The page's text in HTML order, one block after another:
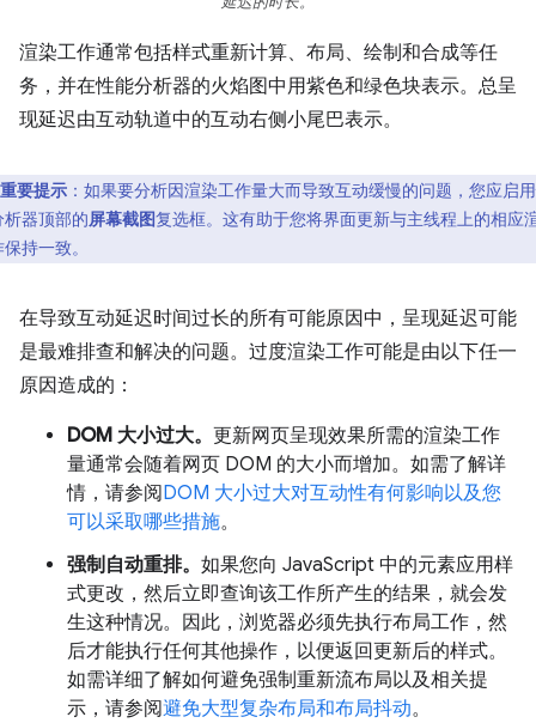
渲染工作通常包括样式重新计算、布局、绘制和合成等任
务，并在性能分析器的火焰图中用紫色和绿色块表示。总呈
现延迟由互动轨道中的互动右侧小尾巴表示。
重要提示 ：如果要分析因渲染工作量大而导致互动缓慢的问题，您应启
析器顶部的屏幕截图复选框。这有助于您将界面更新与主线程上的相应
持一致。
在导致互动延迟时间过长的所有可能原因中，呈现延迟可能
是最难排查和解决的问题。过度渲染工作可能是由以下任一
原因造成的：
DOM 大小过大。 更新网页呈现效果所需的渲染工作
量通常会随着网页 DOM 的大小而增加。如需了解详
情，请参阅DOM 大小过大对互动性有何影响以及您
可以采取哪些措施。
强制自动重排。 如果您向 JavaScript 中的元素应用样
式更改，然后立即查询该工作所产生的结果，就会发
生这种情况。因此，浏览器必须先执行布局工作，然
后才能执行任何其他操作，以便返回更新后的样式。
如需详细了解如何避免强制重新流布局以及相关提
示，请参阅避免大型复杂布局和布局抖动。